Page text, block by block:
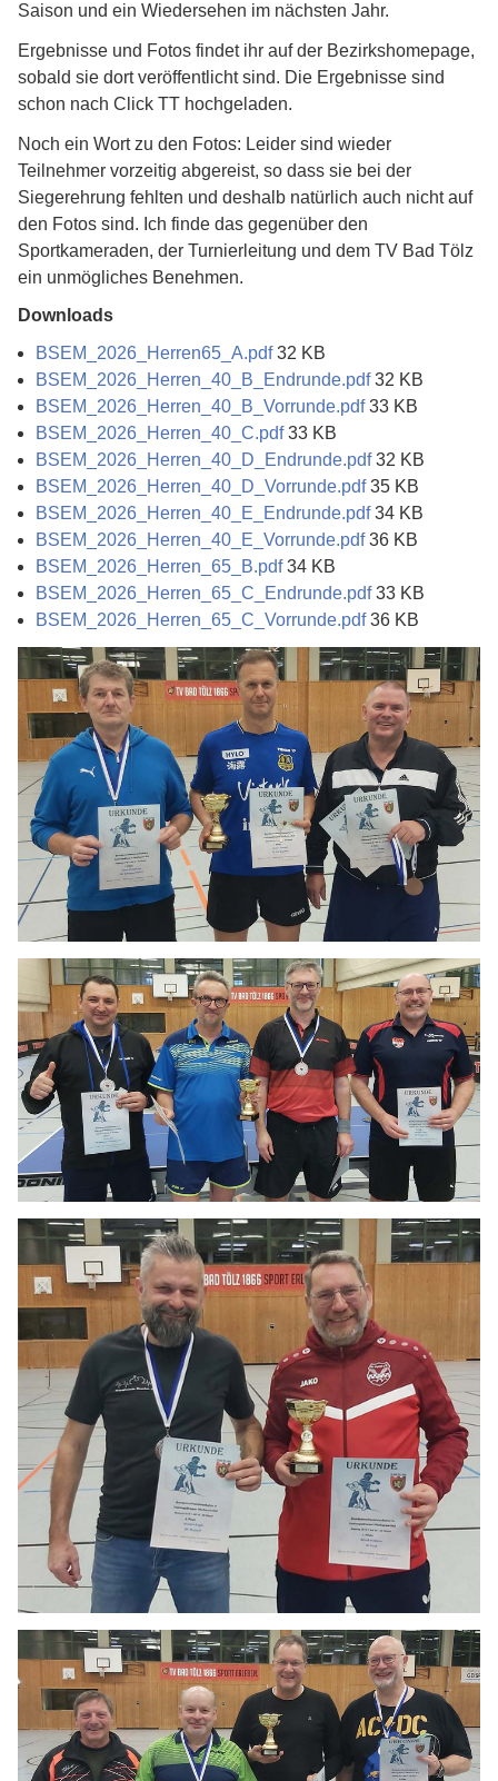
Saison und ein Wiedersehen im nächsten Jahr.
Ergebnisse und Fotos findet ihr auf der Bezirkshomepage,
sobald sie dort veröffentlicht sind. Die Ergebnisse sind
schon nach Click TT hochgeladen.
Noch ein Wort zu den Fotos: Leider sind wieder
Teilnehmer vorzeitig abgereist, so dass sie bei der
Siegerehrung fehlten und deshalb natürlich auch nicht auf
den Fotos sind. Ich finde das gegenüber den
Sportkameraden, der Turnierleitung und dem TV Bad Tölz
ein unmögliches Benehmen.
Downloads
BSEM_2026_Herren65_A.pdf32 KB
BSEM_2026_Herren_40_B_Endrunde.pdf32 KB
BSEM_2026_Herren_40_B_Vorrunde.pdf33 KB
BSEM_2026_Herren_40_C.pdf33 KB
BSEM_2026_Herren_40_D_Endrunde.pdf32 KB
BSEM_2026_Herren_40_D_Vorrunde.pdf35 KB
BSEM_2026_Herren_40_E_Endrunde.pdf34 KB
BSEM_2026_Herren_40_E_Vorrunde.pdf36 KB
BSEM_2026_Herren_65_B.pdf34 KB
BSEM_2026_Herren_65_C_Endrunde.pdf33 KB
BSEM_2026_Herren_65_C_Vorrunde.pdf36 KB